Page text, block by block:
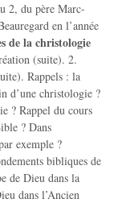
2, du père Marc-
en l’année
de la christologie
(suite). 2.
Rappels : la
d’une christologie ?
? Rappel du cours
? Dans
exemple ?
bibliques de
de Dieu dans la
dans l’Ancien